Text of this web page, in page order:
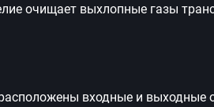
очищает выхлопные газы
входные и выходные